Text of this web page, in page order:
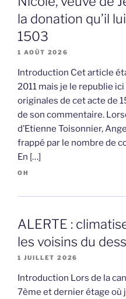
la donation qu’il
1503
1 AOÛT 2026
Introduction Cet article
2011 mais je le republie
originales de cet acte de
de son commentaire.
d’Etienne Toisonnier,
frappé par le nombre de
En […]
OH
ALERTE :
les voisins du
1 JUILLET 2026
Introduction Lors de la
7ème et dernier étage où